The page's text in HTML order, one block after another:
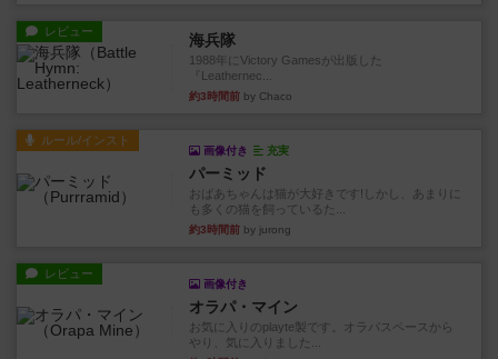
レビュー 海兵隊
1988年にVictory Gamesが出版した
『Leathernec...
約3時間前 by Chaco
ルール/インスト
画像付き 充実
パーミッド
おばあちゃんは猫が大好きです!しかし、あまりに
も多くの猫を飼っているた...
約3時間前 by jurong
レビュー
画像付き
オラパ・マイン
お気に入りのplayte製です。オラパスペースから
やり、気に入りました...